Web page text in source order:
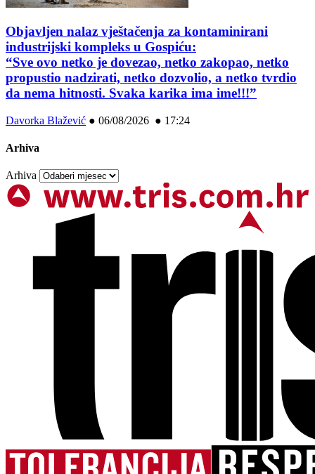
Objavljen nalaz vještačenja za kontaminirani
industrijski kompleks u Gospiću:
“Sve ovo netko je dovezao, netko zakopao, netko
propustio nadzirati, netko dozvolio, a netko tvrdio
da nema hitnosti. Svaka karika ima ime!!!”
Davorka Blažević ● 06/08/2026 ● 17:24
Arhiva
Arhiva